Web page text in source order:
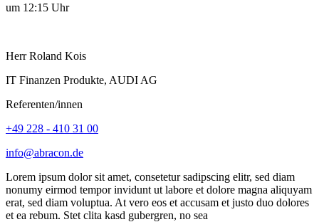
um 12:15 Uhr
HerrRoland Kois
IT Finanzen Produkte, AUDI AG
Referenten/innen
+49 228 - 410 31 00
info@abracon.de
Lorem ipsum dolor sit amet, consetetur sadipscing elitr, sed diam
nonumy eirmod tempor invidunt ut labore et dolore magna aliquyam
erat, sed diam voluptua. At vero eos et accusam et justo duo dolores
et ea rebum. Stet clita kasd gubergren, no sea